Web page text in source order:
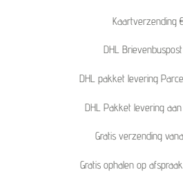
Kaartverzending
DHL
DHL pakket levering
DHL Pakket levering
Gratis verzending
Gratis ophalen op